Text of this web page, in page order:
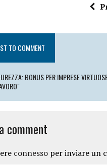
TO COMMENT
BONUS PER IMPRESE
comment
connesso per inviare un